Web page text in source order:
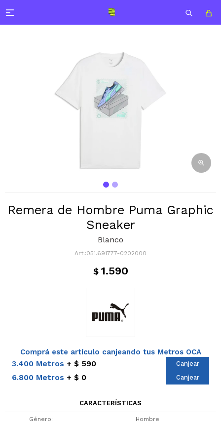

Remera de Hombre Puma Graphic
Sneaker
Blanco
051.691777-0202000
$ 1.590
Comprá este artículo canjeando tus Metros OCA
3.400 Metros $ 590 Canjear
6.800 Metros $ 0 Canjear
CARACTERÍSTICAS
Género Hombre